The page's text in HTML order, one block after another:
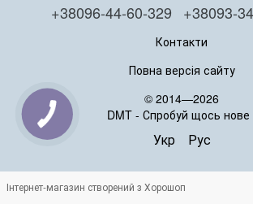
+38096-44-60-329 +38093-
Контакти
Повна версія сайту
© 2014—2026
DMT - Спробуй щось нове
Укр Рус
Інтернет-магазин створений з Хорошоп